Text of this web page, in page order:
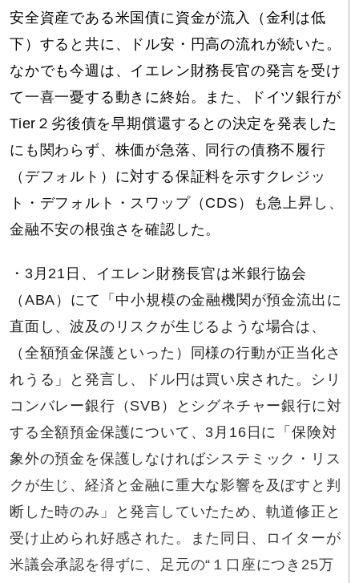
安全資産である米国債に資金が流入（金利は低
下）すると共に、ドル安・円高の流れが続いた。
なかでも今週は、イエレン財務長官の発言を受け
て一喜一憂する動きに終始。また、ドイツ銀行が
Tier２劣後債を早期償還するとの決定を発表した
にも関わらず、株価が急落、同行の債務不履行
（デフォルト）に対する保証料を示すクレジッ
ト・デフォルト・スワップ（CDS）も急上昇し、
金融不安の根強さを確認した。
・3月21日、イエレン財務長官は米銀行協会
（ABA）にて「中小規模の金融機関が預金流出に
直面し、波及のリスクが生じるような場合は、
（全額預金保護といった）同様の行動が正当化さ
れうる」と発言し、ドル円は買い戻された。シリ
コンバレー銀行（SVB）とシグネチャー銀行に対
する全額預金保護について、3月16日に「保険対
象外の預金を保護しなければシステミック・リス
クが生じ、経済と金融に重大な影響を及ぼすと判
断した時のみ」と発言していたため、軌道修正と
受け止められ好感された。また同日、ロイターが
米議会承認を得ずに、足元の“１口座につき25万